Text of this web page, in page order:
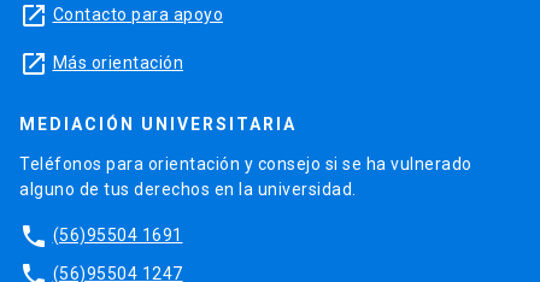
launch Contacto para apoyo
launch Más orientación
MEDIACIÓN UNIVERSITARIA
Teléfonos para orientación y consejo si se ha vulnerado
alguno de tus derechos en la universidad.
phone (56)95504 1691
phone (56)95504 1247